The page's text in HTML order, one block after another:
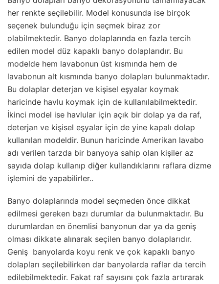
her renkte seçilebilir. Model konusunda ise birçok
seçenek bulunduğu için seçmek biraz zor
olabilmektedir. Banyo dolaplarında en fazla tercih
edilen model düz kapaklı banyo dolaplarıdır. Bu
modelde hem lavabonun üst kısmında hem de
lavabonun alt kısmında banyo dolapları bulunmaktadır.
Bu dolaplar deterjan ve kişisel eşyalar koymak
haricinde havlu koymak için de kullanılabilmektedir.
İkinci model ise havlular için açık bir dolap ya da raf,
deterjan ve kişisel eşyalar için de yine kapalı dolap
kullanılan modeldir. Bunun haricinde Amerikan lavabo
adı verilen tarzda bir banyoya sahip olan kişiler az
sayıda dolap kullanıp diğer kullandıklarını raflara dizme
işlemini de yapabilirler..
Banyo dolaplarında model seçmeden önce dikkat
edilmesi gereken bazı durumlar da bulunmaktadır. Bu
durumlardan en önemlisi banyonun dar ya da geniş
olması dikkate alınarak seçilen banyo dolaplarıdır.
Geniş banyolarda koyu renk ve çok kapaklı banyo
dolapları seçilebilirken dar banyolarda raflar da tercih
edilebilmektedir. Fakat raf sayısını çok fazla artırarak